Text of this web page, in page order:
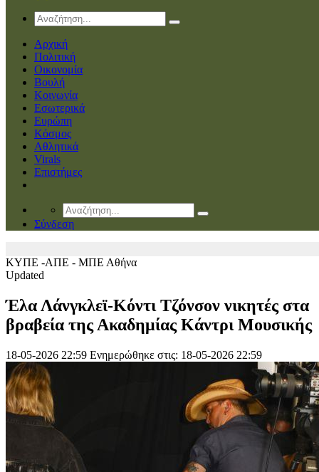
Αρχική
Πολιτική
Οικονομία
Βουλή
Κοινωνία
Εσωτερικά
Ευρώπη
Κόσμος
Αθλητικά
Virals
Επιστήμες
Σύνδεση
ΚΥΠΕ -ΑΠΕ - ΜΠΕ Αθήνα
Updated
Έλα Λάνγκλεϊ-Κόντι Τζόνσον νικητές στα
βραβεία της Ακαδημίας Κάντρι Μουσικής
18-05-2026 22:59 Ενημερώθηκε στις: 18-05-2026 22:59